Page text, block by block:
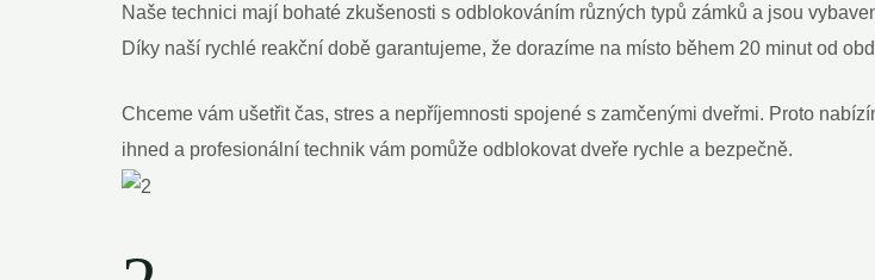
Naše‍ technici mají bohaté zkušenosti s odblokováním různých typů zámků a jsou
Díky naší rychlé reakční době ‍garantujeme, že dorazíme na místo během 20 minut od
Chceme vám ušetřit čas, stres a nepříjemnosti‍ spojené s⁣ zamčenými dveřmi. Proto
ihned a profesionální technik vám pomůže odblokovat dveře rychle a‍ bezpečně.